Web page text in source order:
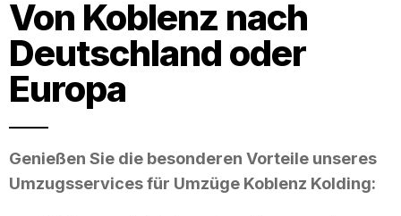
Von Koblenz nach
Deutschland oder
Europa
Genießen Sie die besonderen Vorteile unseres
Umzugsservices für Umzüge Koblenz Kolding: